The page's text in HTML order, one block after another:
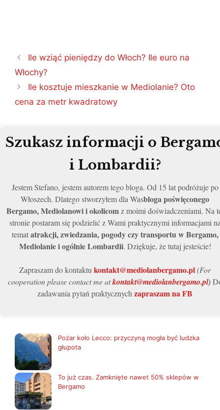
Nawigacja
wpisu
Ile wziąć pieniędzy do Włoch? Ile euro na
Włochy?
Ile kosztuje mieszkanie w Mediolanie? Oto
cena za metr kwadratowy
Szukasz informacji o
i Lombardii?
Jestem Stefano, jestem autorem tego bloga. Od 15 lat podróżuje po
Włoszech. Dlatego stworzyłem dla Wasbloga poświęconego
Bergamo, Mediolanowi i okolicomz moimi doświadczeniami. Na
stronie postaram się podzielić z Wami praktycznymi informacjami
tematatrakcji, zwiedzania, pogody czy transportu w Bergamo,
Mediolanie i ogólnie Lombardii. Dziękuje, że tutaj jesteście!
Zapraszam do kontaktu kontakt@mediolanbergamo.pl(For
cooperation please contact me atkontakt@mediolanbergamo.pl)
zadawania pytań praktycznych zapraszam na FB
Pożar koło Lecco: przyczyną mogła być ludzka
głupota
To już czas. Zamknięte nawet 50% sklepów w
Bergamo